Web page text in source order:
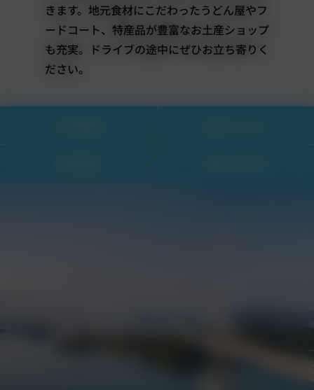
きます。地元食材にこだわったうどん屋やフ
ードコート、特産品が豊富なお土産ショップ
も充実。ドライブの途中にぜひお立ち寄りく
ださい。